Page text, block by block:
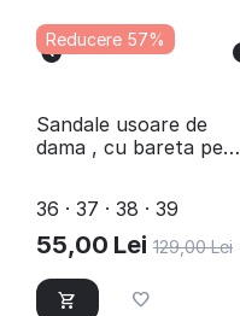
Reducere 57%
Sandale usoare de
dama , cu bareta pe
36 · 37 · 38 · 39
55,00 Lei 129,00 Lei